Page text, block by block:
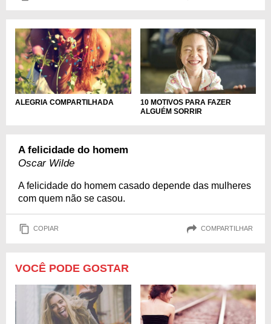
ALEGRIA COMPARTILHADA
10 MOTIVOS PARA FAZER
ALGUÉM SORRIR
A felicidade do homem
Oscar Wilde
A felicidade do homem casado depende das mulheres
com quem não se casou.
COPIAR COMPARTILHAR
VOCÊ PODE GOSTAR